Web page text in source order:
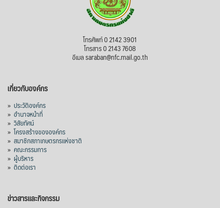
โทรศัพท์ 0 2142 3901
โทรสาร 0 2143 7608
อีเมล saraban@nfc.mail.go.th
เกี่ยวกับองค์กร
» ประวัติองค์กร
» อำนาจหน้าที่
» วิสัยทัศน์
» โครงสร้างขององค์กร
» สมาชิกสภาเกษตรกรแห่งชาติ
» คณะกรรมการ
» ผู้บริหาร
» ติดต่อเรา
ข่าวสารและกิจกรรม